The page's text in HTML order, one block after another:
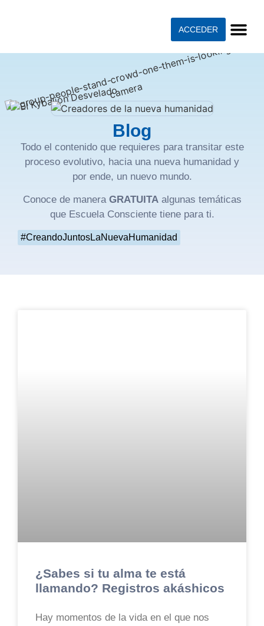
ACCEDER
Blog
Todo el contenido que requieres para transitar este
proceso evolutivo, hacia una nueva humanidad y
por ende, un nuevo mundo.
Conoce de manera GRATUITAalgunas temáticas
que Escuela Consciente tiene para ti.
#CreandoJuntosLaNuevaHumanidad
¿Sabes si tu alma te está
llamando? Registros akáshicos
Hay momentos de la vida en el que nos